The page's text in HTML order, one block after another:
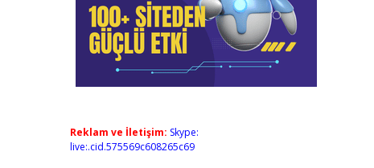
Reklam ve İletişim: Skype:
live:.cid.575569c608265c69